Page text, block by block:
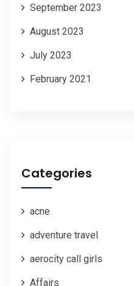
September 2023
August 2023
July 2023
February 2021
Categories
acne
adventure travel
aerocity call girls
Affairs